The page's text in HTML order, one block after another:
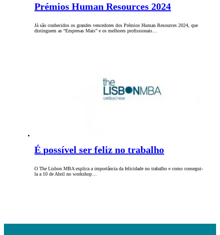
Prémios Human Resources 2024
Já são conhecidos os grandes vencedores dos Prémios Human Resources 2024, que
distinguem as “Empresas Mais” e os melhores profissionais…
É possível ser feliz no trabalho
O The Lisbon MBA explica a importância da felicidade no trabalho e como consegui-
la a 10 de Abril no workshop…